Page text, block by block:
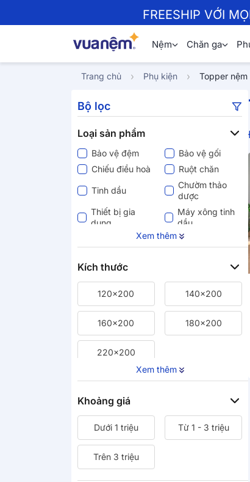
FREESHIP VỚI
Nệm Chăn ga
Trang chủ Phụ kiện Topper nệm
Bộ lọc
Loại sản phẩm
Bảo vệ đệm
Bảo vệ gối
Chiếu điều hoà
Ruột chăn
Tinh dầu
Chườm thảo
dược
Thiết bị gia
dụng
Máy xông tinh
dầu
Thiết bị thông
minh
Topper bông
Xem thêm
Kích thước
120x200 140x200
160x200 180x200
220x200
Xem thêm
Khoảng giá
Dưới 1 triệu Từ 1 - 3 triệu
Trên 3 triệu